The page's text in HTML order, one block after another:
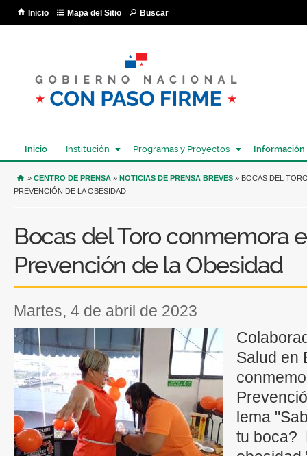
Inicio Mapa del Sitio Buscar
Inicio Institución Programas y Proyectos Información
USTED SE ENCUENTRA AQUÍ
» CENTRO DE PRENSA » NOTICIAS DE PRENSA BREVES » BOCAS DEL
PREVENCIÓN DE LA OBESIDAD
Bocas del Toro conmemora
Prevención de la Obesidad
martes, 4 de abril de 2023
Salud en
lema
tu boca?